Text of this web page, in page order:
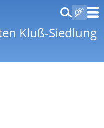
Kluß-Siedlung